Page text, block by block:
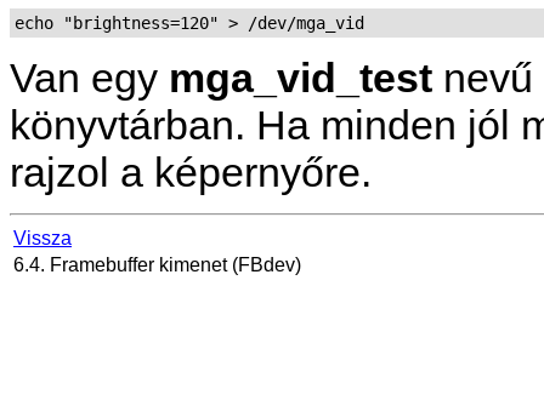
echo "brightness=120" > /dev/mga_vid
Van egy mga_vid_test
könyvtárban. Ha minden jól
rajzol a képernyőre.
Vissza
6.4. Framebuffer kimenet (FBdev)